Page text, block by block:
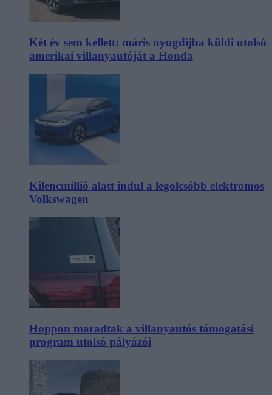
Két év sem kellett: máris nyugdíjba küldi utolsó
amerikai villanyautóját a Honda
Kilencmillió alatt indul a legolcsóbb elektromos
Volkswagen
Hoppon maradtak a villanyautós támogatási
program utolsó pályázói